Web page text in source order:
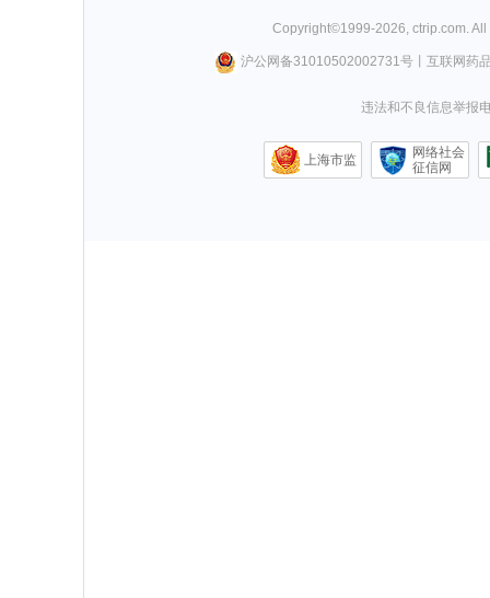
Copyright©1999-2026, ctrip.com.
沪公网备31010502002731号丨 互联网药
违法和不良信息举报
上海市监
网络社会
征信网